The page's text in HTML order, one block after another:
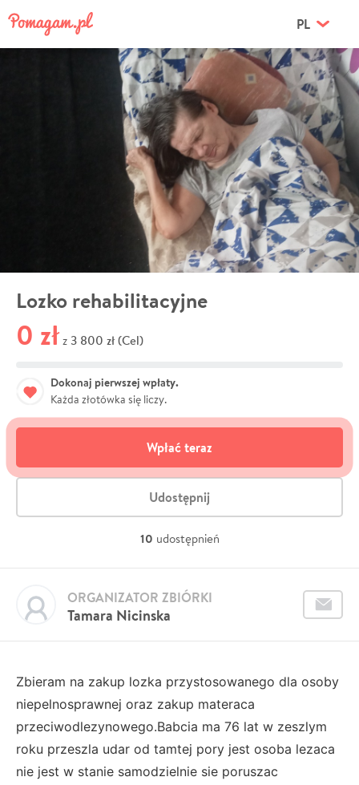
PL
Lozko rehabilitacyjne
0 zł z 3 800 zł (Cel)
Dokonaj pierwszej wpłaty.
Każda złotówka się liczy.
Wpłać teraz
Udostępnij
10 udostępnień
Tamara Nicinska
ORGANIZATOR ZBIÓRKI
Zbieram na zakup lozka przystosowanego dla osoby
niepelnosprawnej oraz zakup materaca
przeciwodlezynowego.Babcia ma 76 lat w zeszlym
roku przeszla udar od tamtej pory jest osoba lezaca
nie jest w stanie samodzielnie sie poruszac